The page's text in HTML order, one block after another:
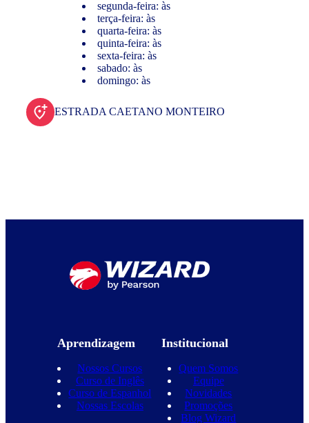
segunda-feira: às
terça-feira: às
quarta-feira: às
quinta-feira: às
sexta-feira: às
sabado: às
domingo: às
ESTRADA CAETANO MONTEIRO
Aprendizagem
Nossos Cursos
Curso de Inglês
Curso de Espanhol
Nossas Escolas
Institucional
Quem Somos
Equipe
Novidades
Promoções
Blog Wizard